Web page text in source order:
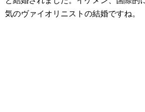
気のヴァイオリニストの結婚ですね。